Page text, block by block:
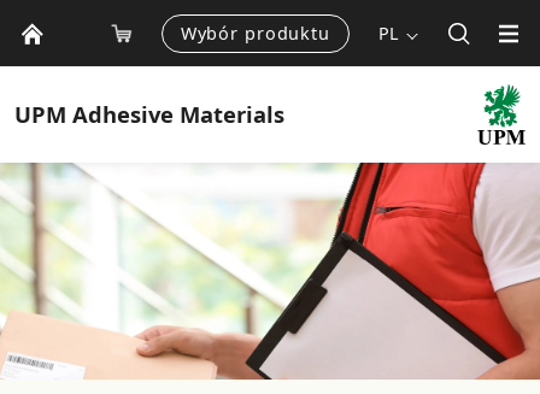
Wybór produktu PL
UPM Adhesive Materials